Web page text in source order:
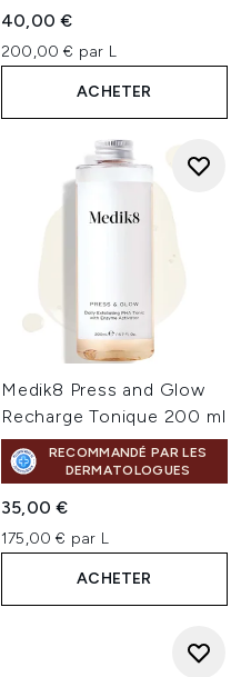
40,00 €
200,00 € par L
ACHETER
Medik8 Press and Glow
Recharge Tonique 200 ml
RECOMMANDÉ PAR LES
DERMATOLOGUES
35,00 €
175,00 € par L
ACHETER